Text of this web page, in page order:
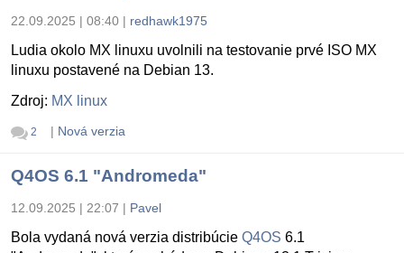
22.09.2025 | 08:40 | redhawk1975
Ludia okolo MX linuxu uvolnili na testovanie prvé ISO MX
linuxu postavené na Debian 13.
Zdroj: MX linux
2 | Nová verzia
Q4OS 6.1 "Andromeda"
12.09.2025 | 22:07 | Pavel
Bola vydaná nová verzia distribúcie Q4OS 6.1